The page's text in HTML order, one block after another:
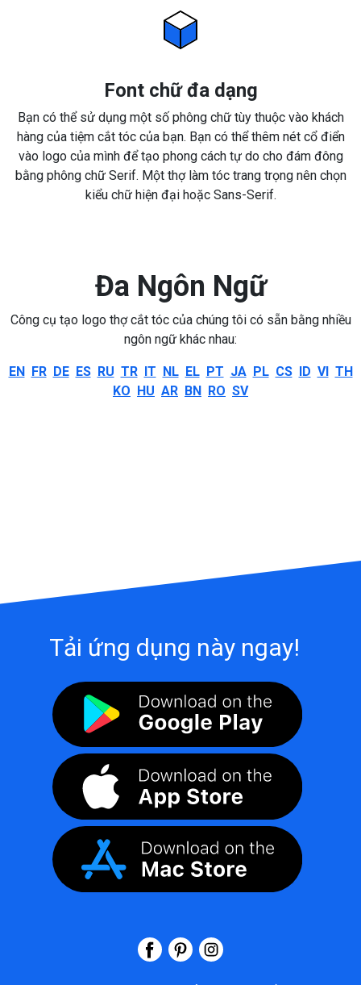
Font chữ đa dạng
Bạn có thể sử dụng một số phông chữ tùy thuộc vào khách
hàng của tiệm cắt tóc của bạn. Bạn có thể thêm nét cổ điển
vào logo của mình để tạo phong cách tự do cho đám đông
bằng phông chữ Serif. Một thợ làm tóc trang trọng nên chọn
kiểu chữ hiện đại hoặc Sans-Serif.
Đa Ngôn Ngữ
Công cụ tạo logo thợ cắt tóc của chúng tôi có sẵn bằng nhiều
ngôn ngữ khác nhau:
EN FR DE ES RU TR IT NL EL PT JA PL CS ID VI TH
KO HU AR BN RO SV
Tải ứng dụng này ngay!